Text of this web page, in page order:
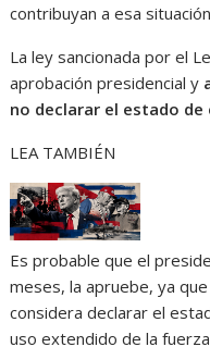
contribuyan a esa
La ley sancionada por el
aprobación presidencial y
no declarar el estado de
LEA TAMBIÉN
Es probable que el
meses, la apruebe, ya
considera declarar el
uso extendido de la